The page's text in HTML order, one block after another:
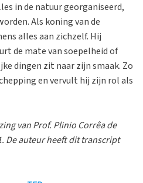
in de natuur georganiseerd,
Als koning van de
alles aan zichzelf. Hij
de mate van soepelheid of
dingen zit naar zijn smaak. Zo
en vervult hij zijn rol als
van Prof. Plinio Corrêa de
De auteur heeft dit transcript